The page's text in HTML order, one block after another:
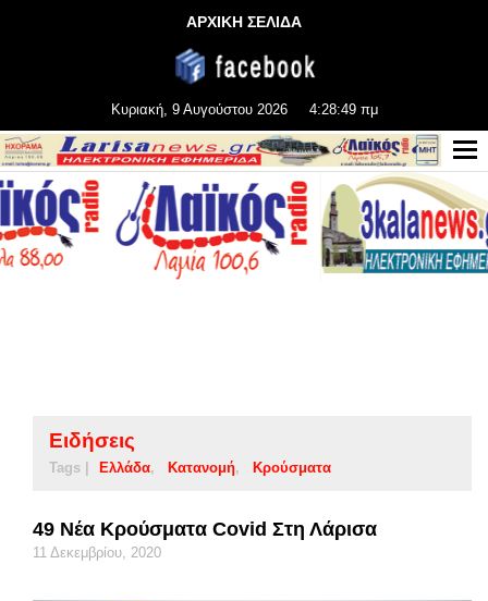
ΑΡΧΙΚΗ ΣΕΛΙΔΑ
Κυριακή, 9 Αυγούστου 2026 4:28:50 πμ
Ειδήσεις
Tags | Ελλάδα Κατανομή Κρούσματα
49 Νέα Κρούσματα Covid Στη Λάρισα
11 Δεκεμβρίου, 2020